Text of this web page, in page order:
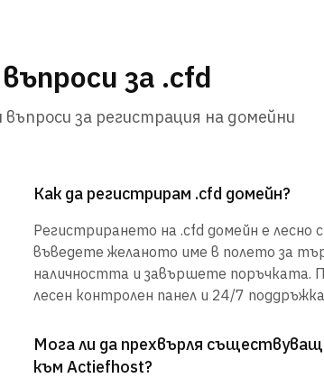
за .cfd
за регистрация на домейни
Как да регистрирам .cfd домейн?
Регистрирането на .cfd домейн е лесно
въведете желаното име в полето за
наличността и завършете поръчката.
лесен контролен панел и 24/7
Мога ли да прехвърля
към Actiefhost?